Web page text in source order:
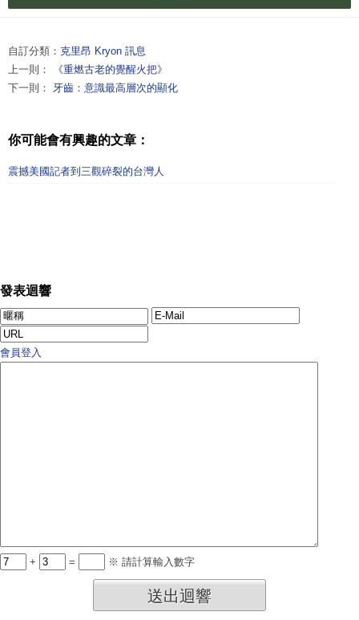
自訂分類： 克里昂 Kryon 訊息
上一則：
《重燃古老的覺醒火把》
下一則： 牙齒：意識最高層次的顯化
你可能會有興趣的文章：
震撼美國記者到三觀碎裂的台灣人
發表迴響
會員登入
+ = ※ 請計算輸入數字
送出迴響